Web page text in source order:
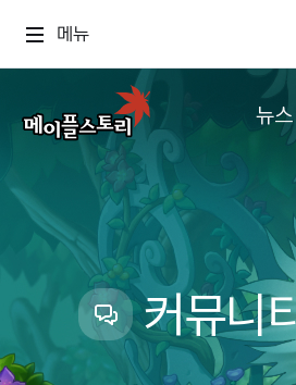
메뉴
뉴스
업데이
이벤트
캐시샵 공
메이플 알
with
커뮤니